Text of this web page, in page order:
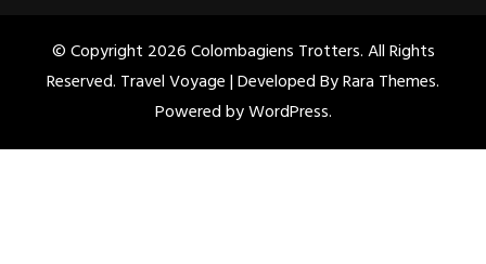
© Copyright 2026Colombagiens Trotters. All Rights
Reserved. Travel Voyage | Developed ByRara Themes.
Powered byWordPress.